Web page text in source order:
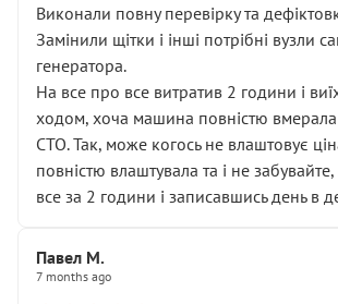
Виконали повну перевірку та
Замінили щітки і інші потрібні вузли
генератора.
На все про все витратив 2 години і
ходом, хоча машина повністю вмерала
СТО. Так, може когось не влаштовує
повністю влаштувала та і не
все за 2 години і записавшись день в
Павел М.
7 months ago